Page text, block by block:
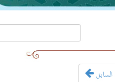
السابق